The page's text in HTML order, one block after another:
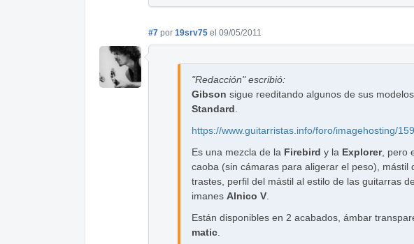
#7 por 19srv75 el 09/05/2011
"Redacción" escribió:
Gibson sigue reeditando algunos de sus
Standard
https://www.guitarristas.info/foro/imagehosting/
Es una mezcla de la Firebird y la Explorer, pero
caoba (sin cámaras para aligerar el peso),
trastes, perfil del mástil al estilo de las guitarras
imanes Alnico V
Están disponibles en 2 acabados, ámbar
matic